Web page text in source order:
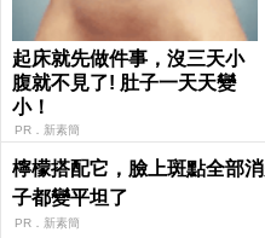
起床就先做件事，沒三天小
腹就不見了! 肚子一天天變
小！
PR．新素簡
檸檬搭配它，臉上斑點全部
子都變平坦了
PR．新素簡